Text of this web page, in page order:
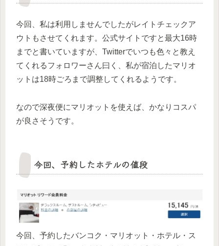
今回、私は利用しませんでしたがレイトチェックア
ウトもさせてくれます。公式サイトですと最大16時
までと書いていますが、Twitterでいつも色々と教え
てくれるフォロワーさん曰く、私が宿泊したマリオ
ットは18時ごろまで調整してくれるようです。
なので深夜便にマリオットを使えば、かなりコスパ
が良さそうです。
今回、予約したホテルの値段
今回、予約したバンコク・マリオット・ホテル・ス